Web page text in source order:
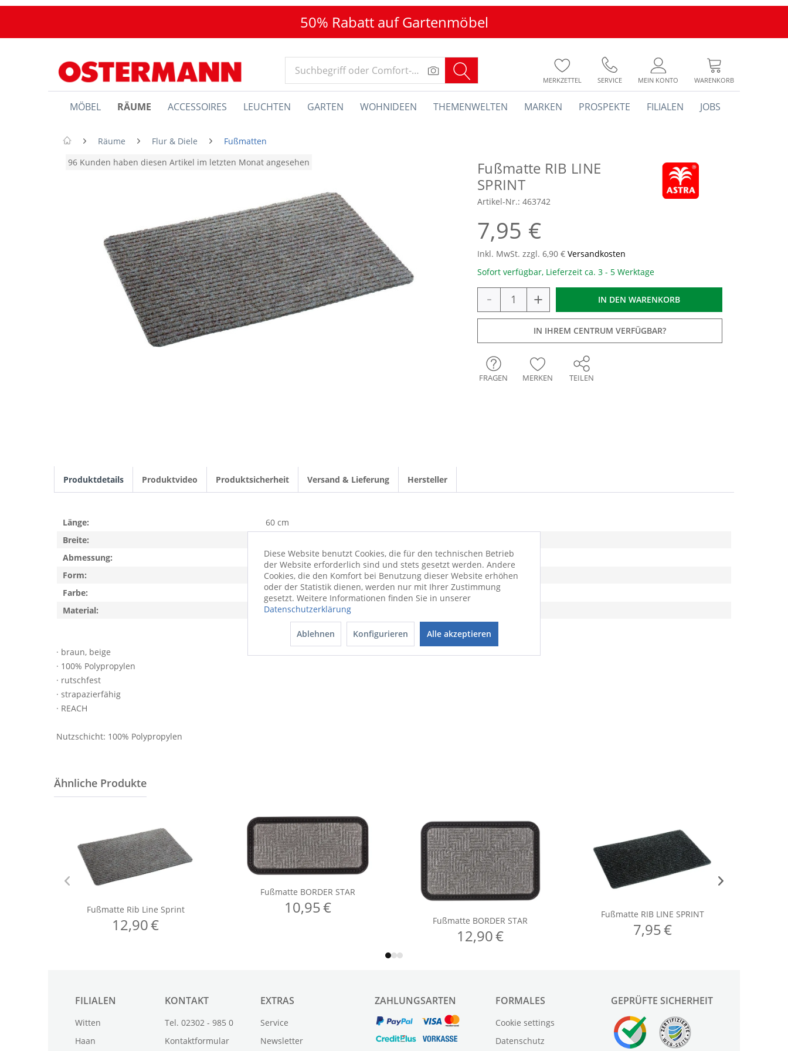
50% Rabatt auf Gartenmöbel
MERKZETTEL SERVICE MEIN KONTO WARENKORB
MÖBEL RÄUME ACCESSOIRES LEUCHTEN GARTEN WOHNIDEEN THEMENWELTEN MARKEN PROSPEKTE FILIALEN JOBS
Räume Flur & Diele
Fußmatten
96 Kunden haben diesen Artikel im letzten Monat angesehen
Fußmatte RIB LINE
SPRINT
Artikel-Nr.: 463742
7,95 €
Inkl. MwSt. zzgl. 6,90 € Versandkosten
Sofort verfügbar, Lieferzeit ca. 3 - 5 Werktage
- + IN DEN WARENKORB
IN IHREM CENTRUM VERFÜGBAR?
FRAGEN MERKEN TEILEN
Produktdetails Produktvideo Produktsicherheit Versand & Lieferung Hersteller
· braun, beige
· 100% Polypropylen
· rutschfest
· strapazierfähig
· REACH
Nutzschicht: 100% Polypropylen
Länge:
60 cm
Breite:
Abmessung:
BL 40x60 cm
Form:
rechteckig
Farbe:
beige
Material:
Polypropylen
FILIALEN
Witten
Haan
KONTAKT
Tel. 02302 - 985 0
Kontaktformular
EXTRAS
Service
Newsletter
ZAHLUNGSARTEN FORMALES
Cookie settings
Datenschutz
GEPRÜFTE SICHERHEIT
Diese Website benutzt Cookies, die für den technischen Betrieb
der Website erforderlich sind und stets gesetzt werden. Andere
Cookies, die den Komfort bei Benutzung dieser Website erhöhen
oder der Statistik dienen, werden nur mit Ihrer Zustimmung
gesetzt. Weitere Informationen finden Sie in unserer
Datenschutzerklärung
Ablehnen Konfigurieren Alle akzeptieren